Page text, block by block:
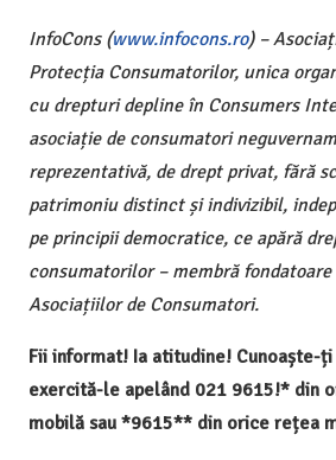
InfoCons (www.infocons.ro) –
Protecția Consumatorilor, unica
cu drepturi depline în Consumers
asociație de consumatori
reprezentativă, de drept privat, fără
patrimoniu distinct și indivizibil,
pe principii democratice, ce apără
consumatorilor – membră fondatoare
Asociațiilor de Consumatori.
Fii informat! Ia atitudine! Cunoaște-
exercită-le apelând 021 9615!* din
mobilă sau *9615** din orice rețea